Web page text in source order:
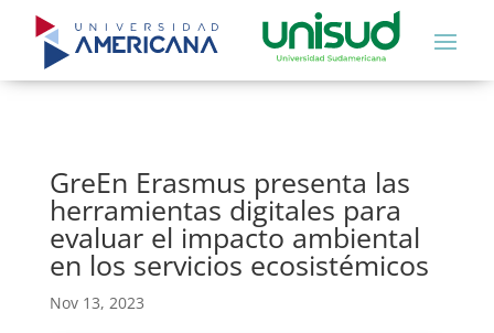
GreEn Erasmus presenta las
herramientas digitales para
evaluar el impacto ambiental
en los servicios ecosistémicos
Nov 13, 2023